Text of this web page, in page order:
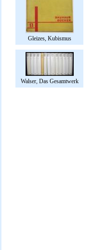
Gleizes, Kubismus
Walser, Das Gesamtwerk